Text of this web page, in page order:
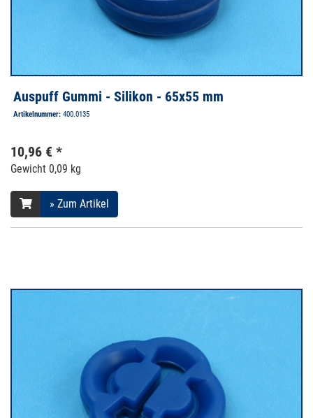
Auspuff Gummi - Silikon - 65x55 mm
Artikelnummer: 400.0135
10,96 € *
Gewicht 0,09 kg
» Zum Artikel